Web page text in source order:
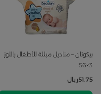
بيكوتان – مناديل مبللة للأطفال باللوز
3×56
51.75ريال